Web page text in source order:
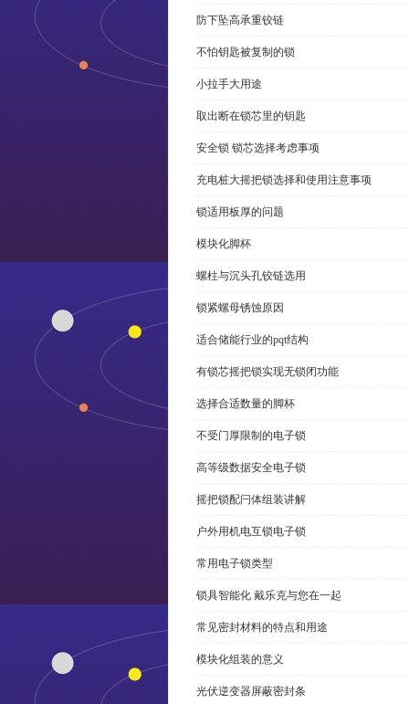
防下坠高承重铰链
不怕钥匙被复制的锁
小拉手大用途
取出断在锁芯里的钥匙
安全锁 锁芯选择考虑事项
充电桩大摇把锁选择和使用注意事项
锁适用板厚的问题
模块化脚杯
螺柱与沉头孔铰链选用
锁紧螺母锈蚀原因
适合储能行业的pqt结构
有锁芯摇把锁实现无锁闭功能
选择合适数量的脚杯
不受门厚限制的电子锁
高等级数据安全电子锁
摇把锁配闩体组装讲解
户外用机电互锁电子锁
常用电子锁类型
锁具智能化 戴乐克与您在一起
常见密封材料的特点和用途
模块化组装的意义
光伏逆变器屏蔽密封条